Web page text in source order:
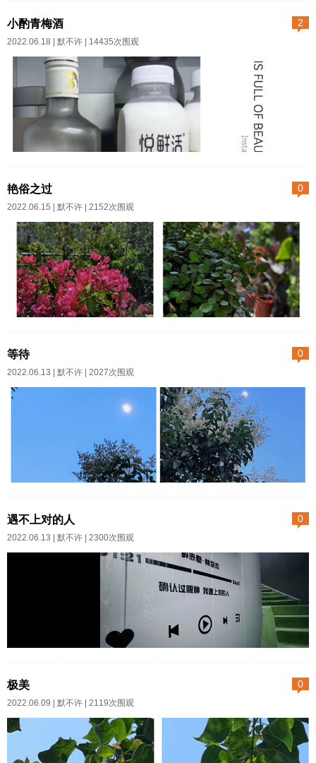
呢？只要你自己愿意，只要你自
区别就是，大家都在用自以为是
的方式努力，不管别人的眼光，
当然也不关心与己无关的事。活
得随性就是贤雅，活得端庄则成
为美贞。谁比谁更适合城市生
女友分手，想买车又在老爸那里
挨批，晚上在发小斗焕经营的咖
啡店里闲坐。斗焕很沮丧：“你们
懂那种无地自容的感觉吗？”昌熙
就开始微笑。“相亲结束分开后，
那女的就立刻传了一堆讯息，她
说我就像一只流浪狗，她说如果
把我洗干净带回家，我还会出去
她和中间人，可是我也在啊，她
啊。，这真是馊主意。这个节骨
眼上退群，等于告诉群组里的所
有人她说的他都看见了，并且无
法反驳对方。所以斗焕哭着
说：“那样感觉更丢脸。”所以，...
2
小酌青梅酒
2022.06.18 | 默不许 | 14435次围观
酒，粉嫩可爱的液体，磨砂玻璃
的小瓶里装着。我忽然有点想喝
酒。心算了一下，裤兜里有一张
去年单位发的50元消费券，鲜奶
加酒正好能用完。我预备喝到微
醺，喝到走路飘逸，每一步都如
踩上棉絮踏入云海，喝到可以助
眠，头一挨枕头就往下沉，沉入
很轻盈但灵魂却清晰地感受到幸
酌一口。清凉甘甜微酸，像是沁
在糖水里的青梅化在舌上。这哪
里是酒，分明是饮料呐。我一啜
再啜，一扫往日心底对酒的敬
畏，怪不得韩剧里的美女人人都
0
艳俗之过
2022.06.15 | 默不许 | 2152次围观
灼热的阳光她越是辉煌盛放。喜
欢强光的还有蓝雪花，不过半个
月前被我打了顶，且容她蓄势休
整。我算准了时机，等那蓝衣仙
女儿一爆盆，我立刻就给三角梅
剃头——没办法谁叫她红得艳
俗。她就好比石榴遭遇秋香，不
在一起还好，俩碰到一起简直就
雅尊贵的蓝雪花，否则我都替她
0
等待
2022.06.13 | 默不许 | 2027次围观
见到月挂枝头，晚上临睡前窗外
突然就狂风大作。我赶忙跑到露
台上扫落叶清理下水道口。雷比
我更着急，我听见它连滚带爬打
着滚儿来了，就要往我头顶上盖
过来。却忽然停了脚步静下来，
好像被什么绊住了脚。我飞快而
简单地拢了杂草落叶，狼狈逃窜
像夜空中有两块巨大的火石擦出
个透亮。我故意不关门，留条缝
儿，支棱着耳朵，等。闪电之后
0
遇不上对的人
2022.06.13 | 默不许 | 2300次围观
发现我们对这场战争的看法相差
甚远。结果他发表的看法我不予
置评，当我陈述我的想法的时
候，他也是沉默不语。人与人之
间的关系就是如此复杂，即便在A
0
极美
2022.06.09 | 默不许 | 2119次围观